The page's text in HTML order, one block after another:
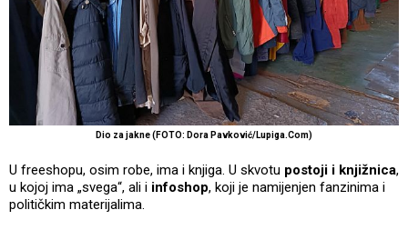
Dio za jakne (FOTO: Dora Pavković/Lupiga.Com)
U freeshopu, osim robe, ima i knjiga. U skvotu postoji i knjižnica,
u kojoj ima „svega“, ali i infoshop, koji je namijenjen fanzinima i
političkim materijalima.